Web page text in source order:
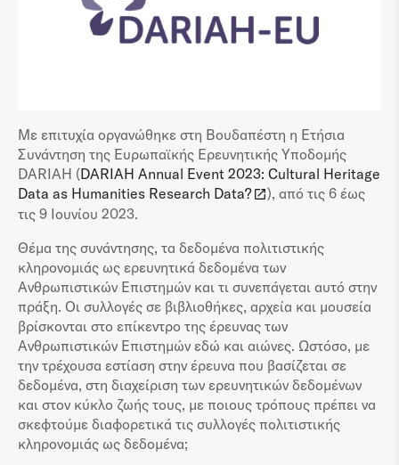
Με επιτυχία οργανώθηκε στη Βουδαπέστη η Ετήσια
Συνάντηση της Ευρωπαϊκής Ερευνητικής Υποδομής
DARIAH (DARIAH Annual Event 2023: Cultural Heritage
Data as Humanities Research Data?
), από τις 6 έως
τις 9 Ιουνίου 2023.
Θέμα της συνάντησης, τα δεδομένα πολιτιστικής
κληρονομιάς ως ερευνητικά δεδομένα των
Ανθρωπιστικών Επιστημών και τι συνεπάγεται αυτό στην
πράξη. Οι συλλογές σε βιβλιοθήκες, αρχεία και μουσεία
βρίσκονται στο επίκεντρο της έρευνας των
Ανθρωπιστικών Επιστημών εδώ και αιώνες. Ωστόσο, με
την τρέχουσα εστίαση στην έρευνα που βασίζεται σε
δεδομένα, στη διαχείριση των ερευνητικών δεδομένων
και στον κύκλο ζωής τους, με ποιους τρόπους πρέπει να
σκεφτούμε διαφορετικά τις συλλογές πολιτιστικής
κληρονομιάς ως δεδομένα;